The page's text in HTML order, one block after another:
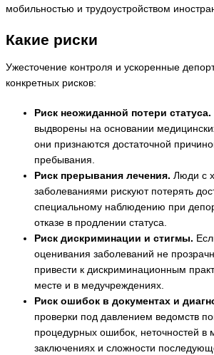
мобильностью и трудоустройством
Какие риски
Ужесточение контроля и ускоренные
конкретных рисков:
Риск неожиданной потери статуса.
выдворены на основании
они признаются достаточной
пребывания.
Риск прерывания лечения. Люди с
заболеваниями рискуют потерять
специальному наблюдению при
отказе в продлении статуса.
Риск дискриминации и стигмы.
оценивания заболеваний не
привести к дискриминационным
месте и в медучреждениях.
Риск ошибок в документах и
проверки под давлением ведомств
процедурных ошибок, неточностей в
заключениях и сложности